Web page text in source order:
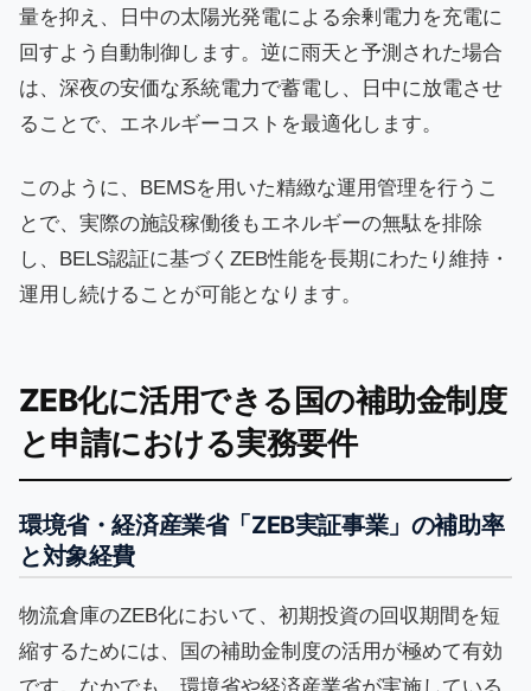
量を抑え、日中の太陽光発電による余剰電力を充電に
回すよう自動制御します。逆に雨天と予測された場合
は、深夜の安価な系統電力で蓄電し、日中に放電させ
ることで、エネルギーコストを最適化します。
このように、BEMSを用いた精緻な運用管理を行うこ
とで、実際の施設稼働後もエネルギーの無駄を排除
し、BELS認証に基づくZEB性能を長期にわたり維持・
運用し続けることが可能となります。
ZEB化に活用できる国の補助金制度
と申請における実務要件
環境省・経済産業省「ZEB実証事業」の補助率
と対象経費
物流倉庫のZEB化において、初期投資の回収期間を短
縮するためには、国の補助金制度の活用が極めて有効